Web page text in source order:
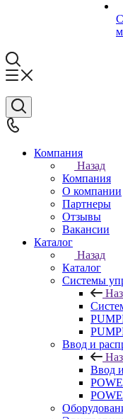
Компания
Назад
Компания
О компании
Партнеры
Отзывы
Вакансии
Каталог
Назад
Каталог
Системы
Ввод и
Ввод